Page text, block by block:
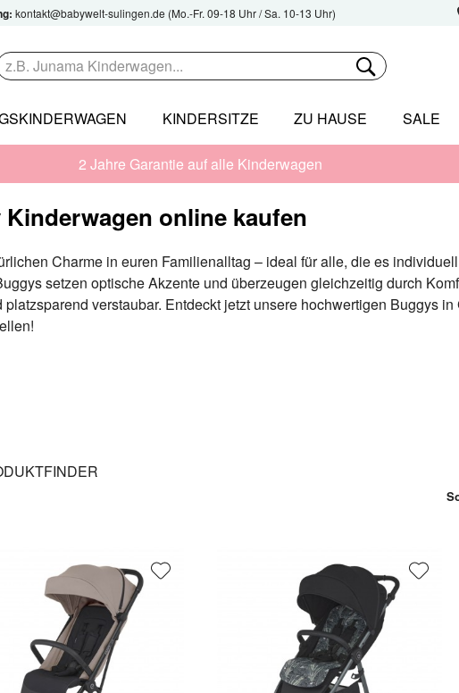
kontakt@babywelt-sulingen.de (Mo.-Fr. 09-18 Uhr / Sa. 10-13 Uhr)
KINDERSITZE ZU HAUSE SALE
2 Jahre Garantie auf alle Kinderwagen
online kaufen
Charme in euren Familienalltag – ideal für alle, die es
setzen optische Akzente und überzeugen gleichzeitig durch
verstaubar. Entdeckt jetzt unsere hochwertigen Buggys